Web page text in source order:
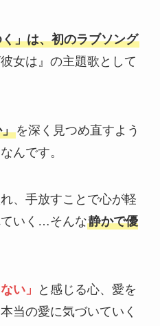
」は、初のラブソング
女は』の主題歌として
を深く見つめ直すよう
んです。
、手放すことで心が軽
ていく…そんな静かで優
い」
と感じる心、愛を
当の愛に気づいていく